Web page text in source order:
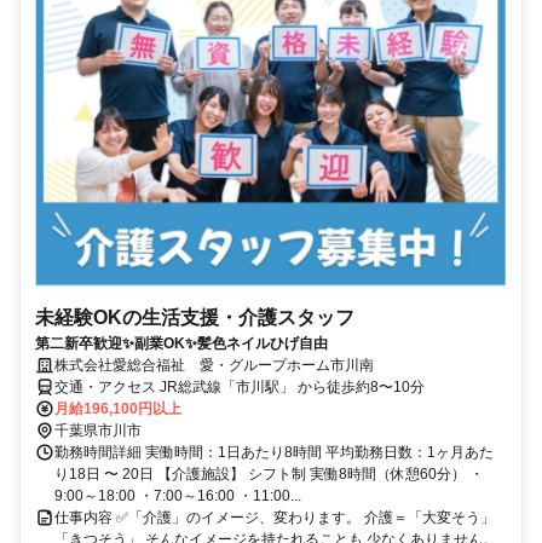
未経験OKの生活支援・介護スタッフ
第二新卒歓迎✨副業OK✨髪色ネイルひげ自由
株式会社愛総合福祉 愛・グループホーム市川南
交通・アクセス JR総武線「市川駅」 から徒歩約8〜10分
月給196,100円以上
千葉県市川市
勤務時間詳細 実働時間：1日あたり8時間 平均勤務日数：1ヶ月あた
り18日 〜 20日 【介護施設】 シフト制 実働8時間（休憩60分） ・
9:00～18:00 ・7:00～16:00 ・11:00...
仕事内容 ✅「介護」のイメージ、変わります。 介護＝「大変そう」